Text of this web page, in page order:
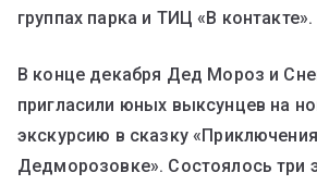
группах парка и ТИЦ «В контакте».
В конце декабря Дед Мороз и
пригласили юных выксунцев на
экскурсию в сказку
Дедморозовке». Состоялось три